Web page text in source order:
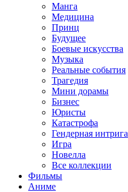
Манга
Медицина
Принц
Будущее
Боевые искусства
Музыка
Реальные события
Трагедия
Мини дорамы
Бизнес
Юристы
Катастрофа
Гендерная интрига
Игра
Новелла
Все коллекции
Фильмы
Аниме